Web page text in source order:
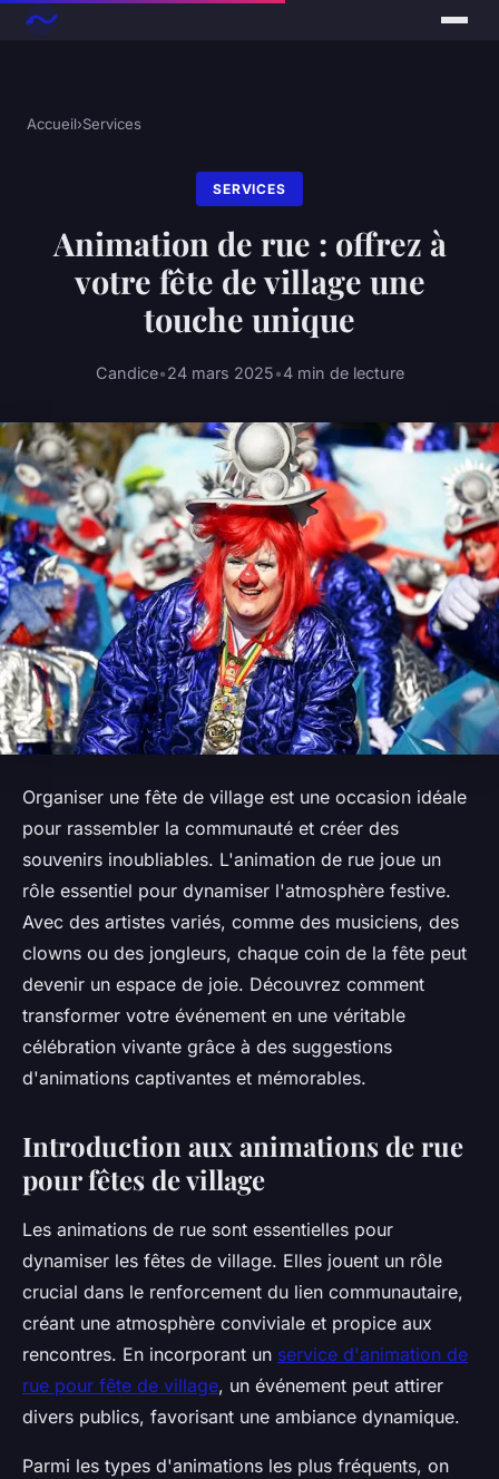
Accueil›Services
SERVICES
Animation de rue : offrez à
votre fête de village une
touche unique
Candice•24 mars 2025•4 min de lecture
Organiser une fête de village est une occasion idéale
pour rassembler la communauté et créer des
souvenirs inoubliables. L'animation de rue joue un
rôle essentiel pour dynamiser l'atmosphère festive.
Avec des artistes variés, comme des musiciens, des
clowns ou des jongleurs, chaque coin de la fête peut
devenir un espace de joie. Découvrez comment
transformer votre événement en une véritable
célébration vivante grâce à des suggestions
d'animations captivantes et mémorables.
Introduction aux animations de rue
pour fêtes de village
Les animations de rue sont essentielles pour
dynamiser les fêtes de village. Elles jouent un rôle
crucial dans le renforcement du lien communautaire,
créant une atmosphère conviviale et propice aux
rencontres. En incorporant un service d'animation de
rue pour fête de village, un événement peut attirer
divers publics, favorisant une ambiance dynamique.
Parmi les types d'animations les plus fréquents, on